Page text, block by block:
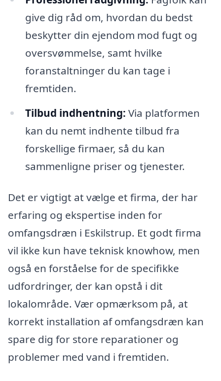
give dig råd om, hvordan du bedst
beskytter din ejendom mod fugt og
oversvømmelse, samt hvilke
foranstaltninger du kan tage i
fremtiden.
Tilbud indhentning: Via platformen
kan du nemt indhente tilbud fra
forskellige firmaer, så du kan
sammenligne priser og tjenester.
Det er vigtigt at vælge et firma, der har
erfaring og ekspertise inden for
omfangsdræn i Eskilstrup. Et godt firma
vil ikke kun have teknisk knowhow, men
også en forståelse for de specifikke
udfordringer, der kan opstå i dit
lokalområde. Vær opmærksom på, at
korrekt installation af omfangsdræn kan
spare dig for store reparationer og
problemer med vand i fremtiden.